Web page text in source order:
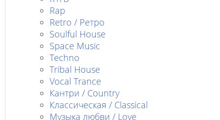
Rap
Retro / Ретро
Soulful House
Space Music
Techno
Tribal House
Vocal Trance
Кантри / Country
Классическая / Classical
Музыка любви / Love